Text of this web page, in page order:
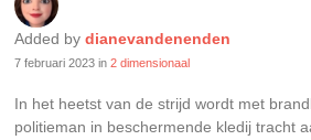
Added bydianevandenenden
7 februari 2023 in2 dimensionaal
In het heetst van de strijd wordt met
politieman in beschermende kledij tracht